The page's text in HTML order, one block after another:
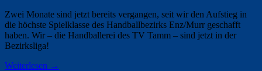
Zwei Monate sind jetzt bereits vergangen, seit wir den Aufstieg in
die höchste Spielklasse des Handballbezirks Enz/Murr geschafft
haben. Wir – die Handballerei des TV Tamm – sind jetzt in der
Bezirksliga!
Weiterlesen →